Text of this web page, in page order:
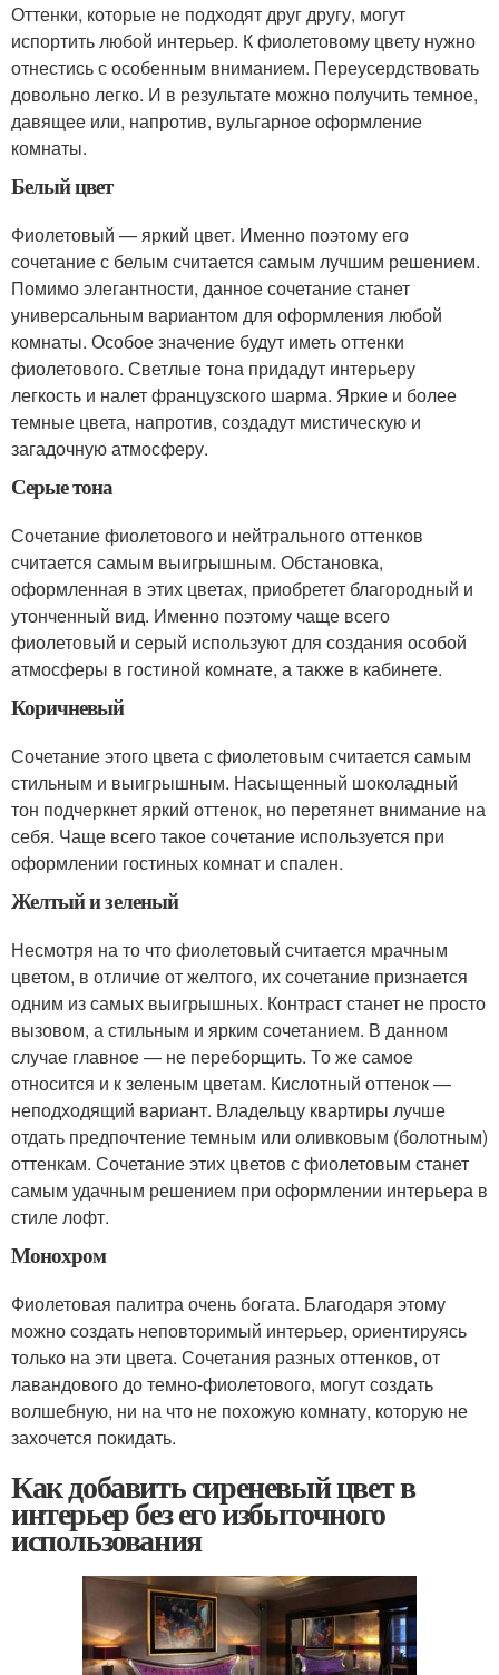
Оттенки, которые не подходят друг другу, могут
испортить любой интерьер. К фиолетовому цвету нужно
отнестись с особенным вниманием. Переусердствовать
довольно легко. И в результате можно получить темное,
давящее или, напротив, вульгарное оформление
комнаты.
Белый цвет
Фиолетовый — яркий цвет. Именно поэтому его
сочетание с белым считается самым лучшим решением.
Помимо элегантности, данное сочетание станет
универсальным вариантом для оформления любой
комнаты. Особое значение будут иметь оттенки
фиолетового. Светлые тона придадут интерьеру
легкость и налет французского шарма. Яркие и более
темные цвета, напротив, создадут мистическую и
загадочную атмосферу.
Серые тона
Сочетание фиолетового и нейтрального оттенков
считается самым выигрышным. Обстановка,
оформленная в этих цветах, приобретет благородный и
утонченный вид. Именно поэтому чаще всего
фиолетовый и серый используют для создания особой
атмосферы в гостиной комнате, а также в кабинете.
Коричневый
Сочетание этого цвета с фиолетовым считается самым
стильным и выигрышным. Насыщенный шоколадный
тон подчеркнет яркий оттенок, но перетянет внимание на
себя. Чаще всего такое сочетание используется при
оформлении гостиных комнат и спален.
Желтый и зеленый
Несмотря на то что фиолетовый считается мрачным
цветом, в отличие от желтого, их сочетание признается
одним из самых выигрышных. Контраст станет не просто
вызовом, а стильным и ярким сочетанием. В данном
случае главное — не переборщить. То же самое
относится и к зеленым цветам. Кислотный оттенок —
неподходящий вариант. Владельцу квартиры лучше
отдать предпочтение темным или оливковым (болотным)
оттенкам. Сочетание этих цветов с фиолетовым станет
самым удачным решением при оформлении интерьера в
стиле лофт.
Монохром
Фиолетовая палитра очень богата. Благодаря этому
можно создать неповторимый интерьер, ориентируясь
только на эти цвета. Сочетания разных оттенков, от
лавандового до темно-фиолетового, могут создать
волшебную, ни на что не похожую комнату, которую не
захочется покидать.
Как добавить сиреневый цвет в
интерьер без его избыточного
использования